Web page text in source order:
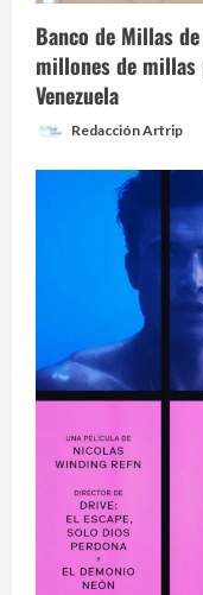
Banco de Millas
millones de millas
Venezuela
Redacción Artrip